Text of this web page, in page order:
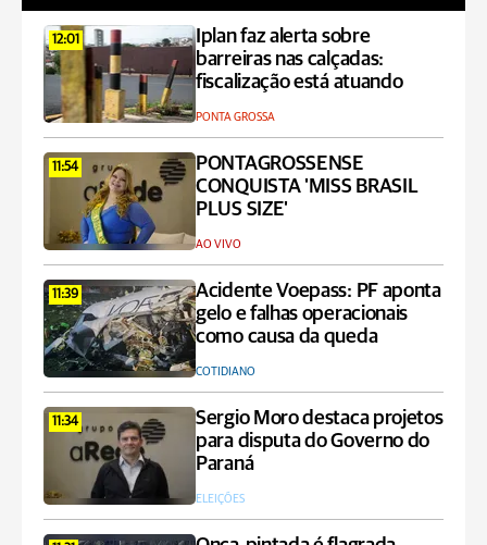
12:01
Iplan faz alerta sobre
barreiras nas calçadas:
fiscalização está atuando
PONTA GROSSA
11:54
PONTAGROSSENSE
CONQUISTA 'MISS BRASIL
PLUS SIZE'
AO VIVO
11:39
Acidente Voepass: PF aponta
gelo e falhas operacionais
como causa da queda
COTIDIANO
11:34
Sergio Moro destaca projetos
para disputa do Governo do
Paraná
ELEIÇÕES